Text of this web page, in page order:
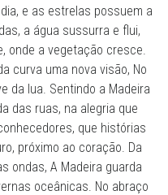
e as estrelas possuem a
a água sussurra e flui,
onde a vegetação cresce.
curva uma nova visão, No
da lua. Sentindo a Madeira
das ruas, na alegria que
que histórias
próximo ao coração. Da
ondas, A Madeira guarda
oceânicas. No abraço